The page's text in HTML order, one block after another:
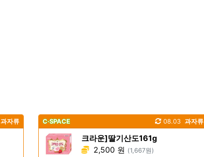
과자류 C·SPACE 과자류
08.03
크라운]딸기산도161g
2,500 원 (1,667원)